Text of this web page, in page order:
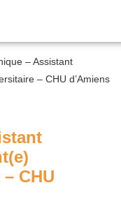
– Assistant
– CHU d’Amiens
CHU